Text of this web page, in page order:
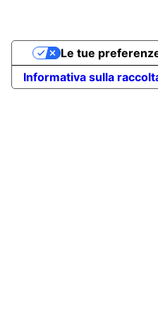
Informativa sulla
Le tue